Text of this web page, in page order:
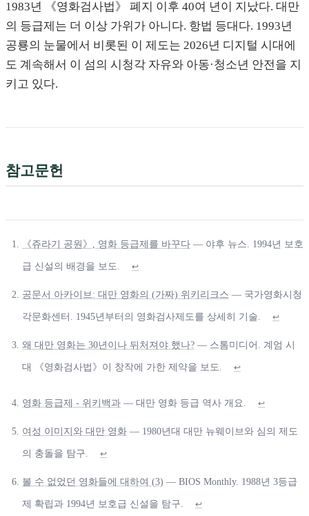
1983년 《영화검사법》 폐지 이후 40여 년이 지났다. 대만
의 등급제는 더 이상 가위가 아니다. 항법 등대다. 1993년
공룡의 눈물에서 비롯된 이 제도는 2026년 디지털 시대에
도 계속해서 이 섬의 시청각 자유와 아동·청소년 안전을 지
키고 있다.
참고문헌
《쥬라기 공원》, 영화 등급제를 바꾸다 — 야후 뉴스. 1994년 보호
급 신설의 배경을 보도. ↩
공문서 아카이브: 대만 영화의 (가짜) 위키리크스 — 국가영화시청
각문화센터. 1945년부터의 영화검사제도를 상세히 기술. ↩
왜 대만 영화는 30년이나 뒤처져야 했나? — 스톰미디어. 계엄 시
대 《영화검사법》이 창작에 가한 제약을 보도. ↩
영화 등급제 - 위키백과 — 대만 영화 등급 역사 개요. ↩
여성 이미지와 대만 영화 — 1980년대 대만 뉴웨이브와 심의 제도
의 충돌을 탐구. ↩
볼 수 없었던 영화들에 대하여 (3) — BIOS Monthly. 1988년 3등급
제 확립과 1994년 보호급 신설을 탐구. ↩